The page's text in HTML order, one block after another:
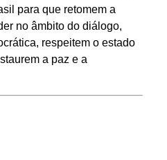
para que retomem a
no âmbito do diálogo,
respeitem o estado
a paz e a